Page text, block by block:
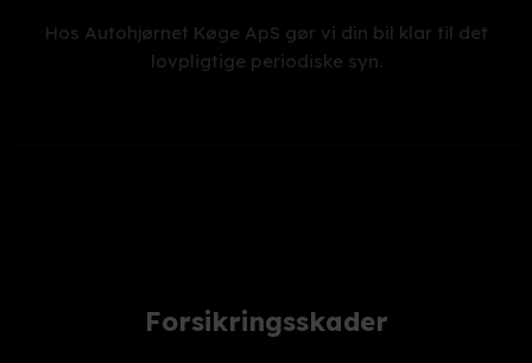
Hos Autohjørnet Køge ApS gør vi din bil klar til det
lovpligtige periodiske syn.
Forsikringsskader